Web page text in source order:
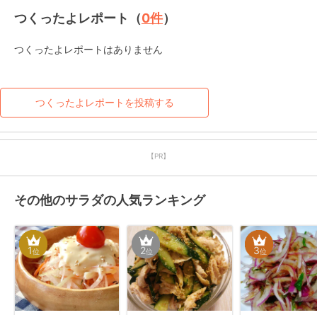
つくったよレポート（0件）
つくったよレポートはありません
つくったよレポートを投稿する
【PR】
その他のサラダの人気ランキング
1位 2位 3位